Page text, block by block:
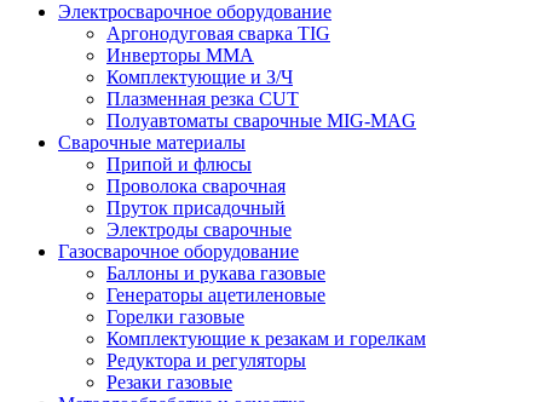
Электросварочное оборудование
Аргонодуговая сварка TIG
Инверторы ММА
Комплектующие и З/Ч
Плазменная резка CUT
Полуавтоматы сварочные MIG-MAG
Сварочные материалы
Припой и флюсы
Проволока сварочная
Пруток присадочный
Электроды сварочные
Газосварочное оборудование
Баллоны и рукава газовые
Генераторы ацетиленовые
Горелки газовые
Комплектующие к резакам и горелкам
Редуктора и регуляторы
Резаки газовые